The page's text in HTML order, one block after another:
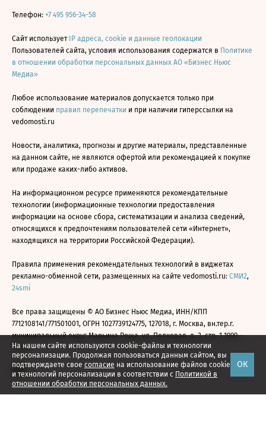
На нашем сайте используются cookie-файлы и технологии
персонализации. Продолжая пользоваться данным сайтом, вы
подтверждаете свое согласие на использование файлов cookie
и технологий персонализации в соответствии с Политикой в
отношении обработки персональных данных.
ОК
Телефон: +7 495 956-34-58
Сайт использует IP адреса, cookie и данные геолокации
Пользователей сайта, условия использования содержатся в Политике
в отношении обработки персональных данных АО «Бизнес Ньюс
Медиа»
Любое использование материалов допускается только при
соблюдении правил перепечатки и при наличии гиперссылки на
vedomosti.ru
Новости, аналитика, прогнозы и другие материалы, представленные
на данном сайте, не являются офертой или рекомендацией к покупке
или продаже каких-либо активов.
На информационном ресурсе применяются рекомендательные
технологии (информационные технологии предоставления
информации на основе сбора, систематизации и анализа сведений,
относящихся к предпочтениям пользователей сети «Интернет»,
находящихся на территории Российской Федерации).
Правила применения рекомендательных технологий в виджетах
рекламно-обменной сети, размещенных на сайте vedomosti.ru: СМИ2,
24smi
Все права защищены © АО Бизнес Ньюс Медиа, ИНН/КПП
7712108141/771501001, ОГРН 1027739124775, 127018, г. Москва, вн.тер.г.
муниципальный округ Марьина Роща, ул. Полковая, д. 3, стр. 1 1999—
2026